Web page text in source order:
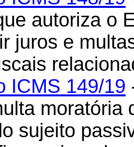
autoriza o
juros e
ICMS 149/19
moratória
sujeito